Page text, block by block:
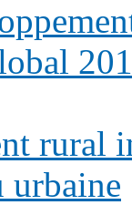
rural
urbaine